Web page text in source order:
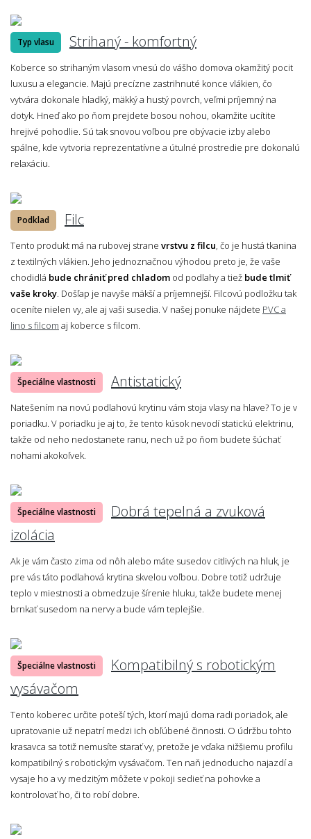
Typ vlasu Strihaný - komfortný
Koberce so strihaným vlasom vnesú do vášho domova okamžitý pocit
luxusu a elegancie. Majú precízne zastrihnuté konce vlákien, čo
vytvára dokonale hladký, mäkký a hustý povrch, veľmi príjemný na
dotyk. Hneď ako po ňom prejdete bosou nohou, okamžite ucítite
hrejivé pohodlie. Sú tak snovou voľbou pre obývacie izby alebo
spálne, kde vytvoria reprezentatívne a útulné prostredie pre dokonalú
relaxáciu.
Podklad Filc
Tento produkt má na rubovej strane vrstvu z filcu, čo je hustá tkanina
z textilných vlákien. Jeho jednoznačnou výhodou preto je, že vaše
chodidlá bude chrániť pred chladom od podlahy a tiež bude tlmiť
vaše kroky. Došľap je navyše mäkší a príjemnejší. Filcovú podložku tak
oceníte nielen vy, ale aj vaši susedia. V našej ponuke nájdete PVC a
lino s filcom aj koberce s filcom.
Špeciálne vlastnosti Antistatický
Natešením na novú podlahovú krytinu vám stoja vlasy na hlave? To je v
poriadku. V poriadku je aj to, že tento kúsok nevodí statickú elektrinu,
takže od neho nedostanete ranu, nech už po ňom budete šúchať
nohami akokoľvek.
Špeciálne vlastnosti
Dobrá tepelná a zvuková
izolácia
Ak je vám často zima od nôh alebo máte susedov citlivých na hluk, je
pre vás táto podlahová krytina skvelou voľbou. Dobre totiž udržuje
teplo v miestnosti a obmedzuje šírenie hluku, takže budete menej
brnkať susedom na nervy a bude vám teplejšie.
Špeciálne vlastnosti
Kompatibilný s robotickým
vysávačom
Tento koberec určite poteší tých, ktorí majú doma radi poriadok, ale
upratovanie už nepatrí medzi ich obľúbené činnosti. O údržbu tohto
krasavca sa totiž nemusíte starať vy, pretože je vďaka nižšiemu profilu
kompatibilný s robotickým vysávačom. Ten naň jednoducho najazdí a
vysaje ho a vy medzitým môžete v pokoji sedieť na pohovke a
kontrolovať ho, či to robí dobre.